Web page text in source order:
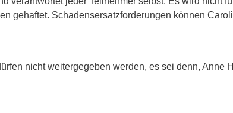
gehaftet. Schadensersatzforderungen können
nicht weitergegeben werden, es sei denn, Anne